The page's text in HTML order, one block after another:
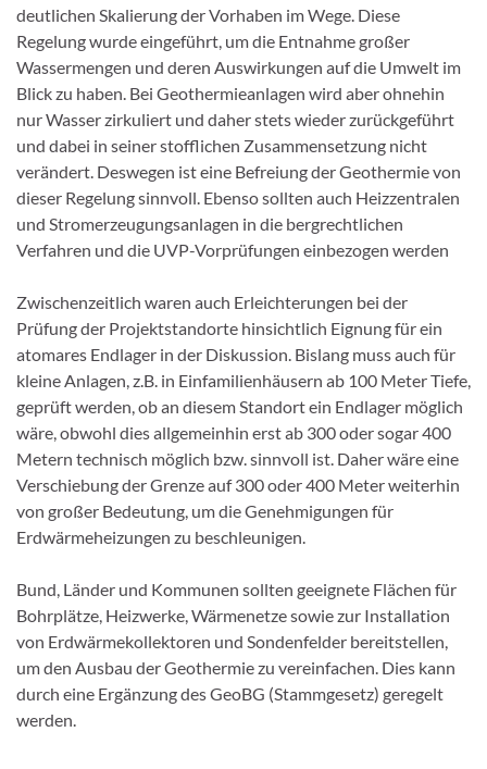
deutlichen Skalierung der Vorhaben im Wege. Diese
Regelung wurde eingeführt, um die Entnahme großer
Wassermengen und deren Auswirkungen auf die Umwelt im
Blick zu haben. Bei Geothermieanlagen wird aber ohnehin
nur Wasser zirkuliert und daher stets wieder zurückgeführt
und dabei in seiner stofflichen Zusammensetzung nicht
verändert. Deswegen ist eine Befreiung der Geothermie von
dieser Regelung sinnvoll. Ebenso sollten auch Heizzentralen
und Stromerzeugungsanlagen in die bergrechtlichen
Verfahren und die UVP-Vorprüfungen einbezogen werden
Zwischenzeitlich waren auch Erleichterungen bei der
Prüfung der Projektstandorte hinsichtlich Eignung für ein
atomares Endlager in der Diskussion. Bislang muss auch für
kleine Anlagen, z.B. in Einfamilienhäusern ab 100 Meter Tiefe,
geprüft werden, ob an diesem Standort ein Endlager möglich
wäre, obwohl dies allgemeinhin erst ab 300 oder sogar 400
Metern technisch möglich bzw. sinnvoll ist. Daher wäre eine
Verschiebung der Grenze auf 300 oder 400 Meter weiterhin
von großer Bedeutung, um die Genehmigungen für
Erdwärmeheizungen zu beschleunigen.
Bund, Länder und Kommunen sollten geeignete Flächen für
Bohrplätze, Heizwerke, Wärmenetze sowie zur Installation
von Erdwärmekollektoren und Sondenfelder bereitstellen,
um den Ausbau der Geothermie zu vereinfachen. Dies kann
durch eine Ergänzung des GeoBG (Stammgesetz) geregelt
werden.